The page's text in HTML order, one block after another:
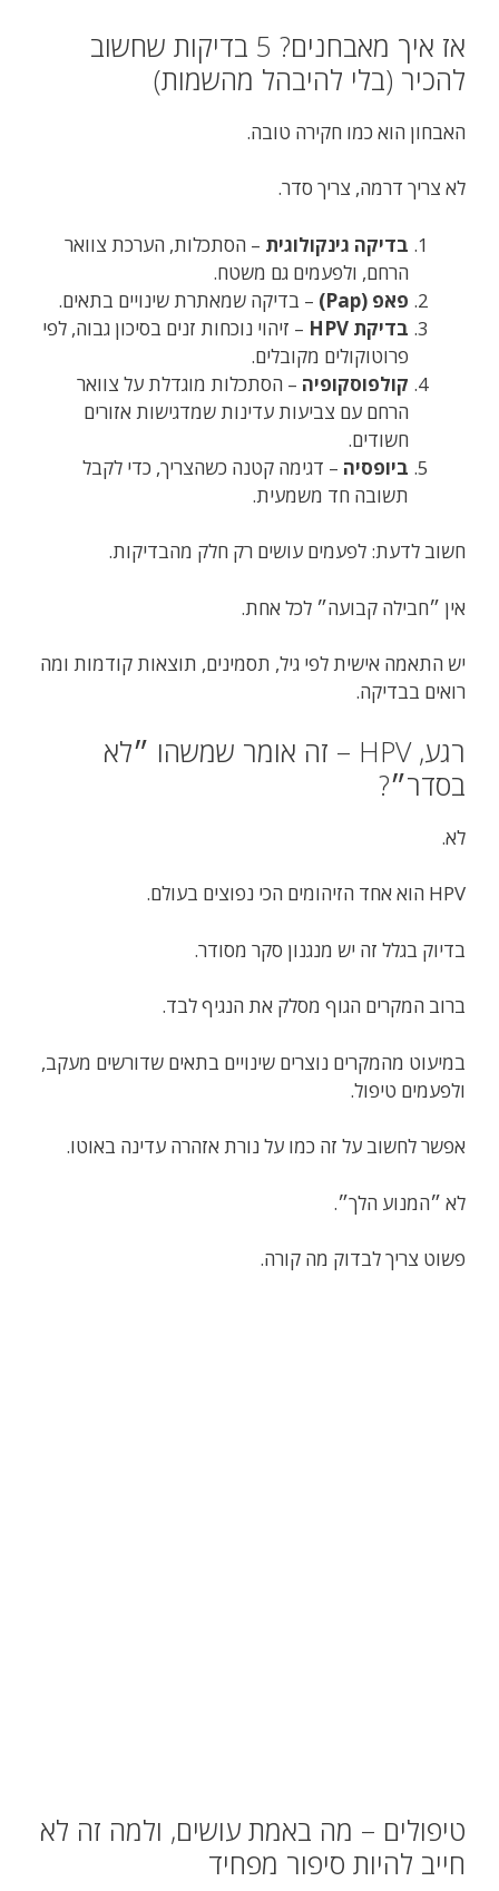
אז איך מאבחנים? 5 בדיקות שחשוב
להכיר (בלי להיבהל מהשמות)
האבחון הוא כמו חקירה טובה.
לא צריך דרמה, צריך סדר.
בדיקה גינקולוגית – הסתכלות, הערכת צוואר
הרחם, ולפעמים גם משטח.
פאפ (Pap)
– בדיקה שמאתרת שינויים בתאים.
בדיקת HPV
– זיהוי נוכחות זנים בסיכון גבוה, לפי
פרוטוקולים מקובלים.
קולפוסקופיה – הסתכלות מוגדלת על צוואר
הרחם עם צביעות עדינות שמדגישות אזורים
חשודים.
ביופסיה – דגימה קטנה כשהצריך, כדי לקבל
תשובה חד משמעית.
חשוב לדעת: לפעמים עושים רק חלק מהבדיקות.
אין ״חבילה קבועה״ לכל אחת.
יש התאמה אישית לפי גיל, תסמינים, תוצאות קודמות ומה
רואים בבדיקה.
רגע, HPV – זה אומר שמשהו ״לא
בסדר״?
לא.
HPV הוא אחד הזיהומים הכי נפוצים בעולם.
בדיוק בגלל זה יש מנגנון סקר מסודר.
ברוב המקרים הגוף מסלק את הנגיף לבד.
במיעוט מהמקרים נוצרים שינויים בתאים שדורשים מעקב,
ולפעמים טיפול.
אפשר לחשוב על זה כמו על נורת אזהרה עדינה באוטו.
לא ״המנוע הלך״.
פשוט צריך לבדוק מה קורה.
טיפולים – מה באמת עושים, ולמה זה לא
חייב להיות סיפור מפחיד